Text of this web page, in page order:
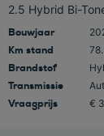
2.5 Hybrid Bi-
Bouwjaar
Km stand
Brandstof
Transmissie
Vraagprijs €